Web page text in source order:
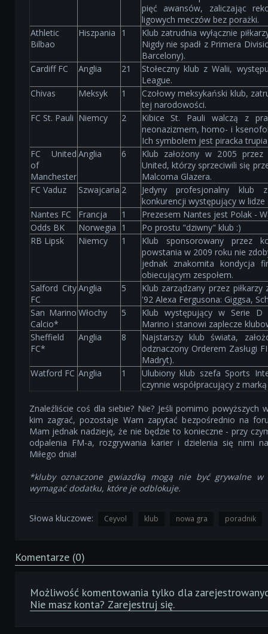
pięć awansów, zaliczając
ligowych meczów bez porażki.
Athletic
Bilbao
Hiszpania 1
Klub zatrudnia wyłącznie
Nigdy nie spadł z Primera
Barcelony).
Cardiff FC
Anglia 21
Stołeczny klub z Walii,
League.
Chivas
Meksyk 1
Czołowy meksykański klub,
tej narodowości.
FC St. Pauli Niemcy 2
Kibice St. Pauli walczą z
neonazizmem, homo- i
Ich symbolem jest piracka
FC United
of
Manchester
Anglia 6
Klub założony w 2005 przez
United, którzy sprzeciwili się
Malcoma Glazera.
FC Vaduz
Szwajcaria 2
Jedyny profesjonalny klub
konkurencji występujący w lidze
Nantes FC
Francja 1
Prezesem Nantes jest Polak -
Odds BK
Norwegia 1
Po prostu "dziwny" klub :)
RB Lipsk
Niemcy 1
Klub sponsorowany przez
powstania w 2009 roku nie
jednak znakomita kondycja
obiecującym zespołem.
Salford City
FC
Anglia 5
Klub zarządzany przez
'92 Alexa Fergusona: Giggsa,
San Marino
Calcio*
Włochy 5
Klub występujący w Serie D
Marino i stanowi zaplecze
Sheffield
FC*
Anglia 8
Najstarszy klub świata,
odznaczony Orderem Zasługi
Madryt).
Watford FC Anglia 1
Ulubiony klub szefa Sports
czynnie współpracujący z
Znaleźliście coś dla siebie? Nie? Jeśli pomimo powyższych
kim zagrać, pozostaje Wam zapytać bezpośrednio na
Mam jednak nadzieję, że nie będzie to konieczne - przy
odpalenia FM-a, rozgrywania karier i dzielenia się nimi
Miłego dnia!
*kluby oznaczone gwiazdką mogą nie być grywalne
wymagać dodatku, które je odblokuje.
Słowa kluczowe: Ceyvol klub nowa gra poradnik
Komentarze (0)
Możliwość komentowania tylko dla
Nie masz konta? Zarejestruj się.